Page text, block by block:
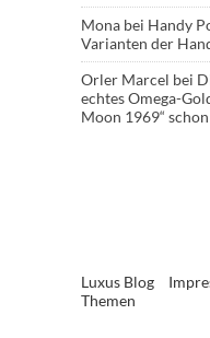
Mona bei Handy
Varianten der
Orler Marcel bei
echtes Omega-
Moon 1969“
Luxus Blog
Themen